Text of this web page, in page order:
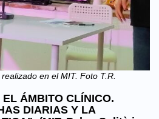
en el MIT. Foto T.R.
ÁMBITO CLÍNICO.
DIARIAS Y LA